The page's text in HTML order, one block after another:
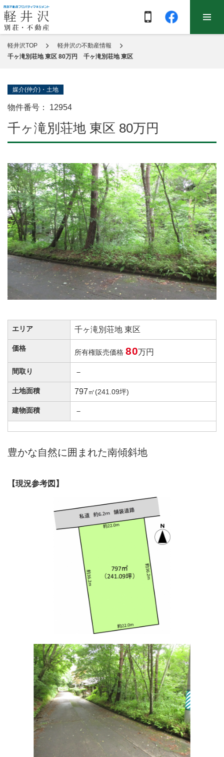
軽井沢TOP
軽井沢の不動産情報
千ヶ滝別荘地 東区 80万円 千ヶ滝別荘地 東区
媒介(仲介)・土地
物件番号： 12954
千ヶ滝別荘地 東区 80万円
エリア 千ヶ滝別荘地 東区
価格 所有権販売価格 80万円
間取り －
土地面積 797㎡(241.09坪)
建物面積 －
豊かな自然に囲まれた南傾斜地
【現況参考図】